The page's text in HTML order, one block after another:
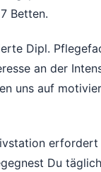
Betten.
Dipl.
an der
uns auf
Du